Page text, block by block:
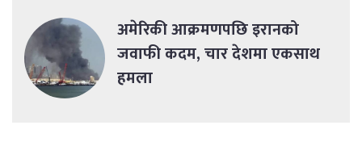
अमेरिकी आक्रमणपछि इरानको
जवाफी कदम, चार देशमा एकसाथ
हमला